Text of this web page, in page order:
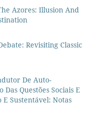
Azores: Illusion And
Revisiting Classic
De Auto-
Questões Sociais E
Sustentável: Notas